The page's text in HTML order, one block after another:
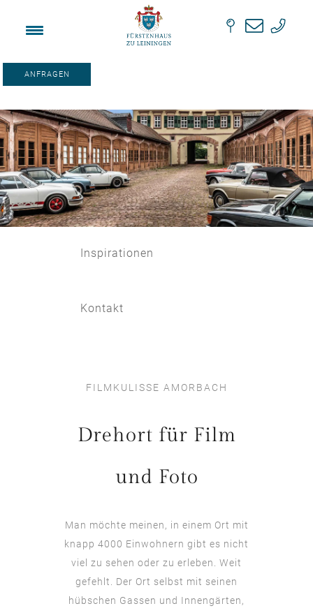
ANFRAGEN
Drehort
Inspirationen
Kontakt
FILMKULISSE AMORBACH
Drehort für Film
und Foto
Man möchte meinen, in einem Ort mit
knapp 4000 Einwohnern gibt es nicht
viel zu sehen oder zu erleben. Weit
gefehlt. Der Ort selbst mit seinen
hübschen Gassen und Innengärten,